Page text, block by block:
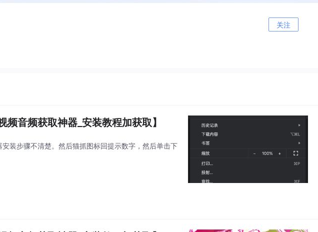
关注
音频获取神器_安装教程加获取】
装步骤不清楚。然后猫抓图标回提示数字，然后单击下